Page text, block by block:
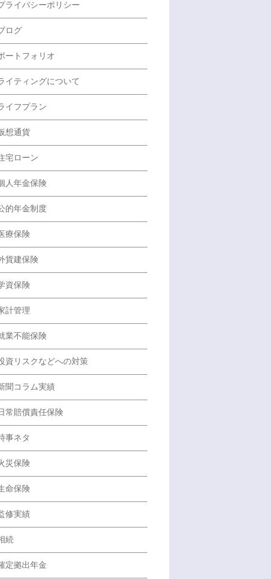
ライバシーポリシー
ログ
ートフォリオ
イティングについて
イフプラン
想通貨
宅ローン
人年金保険
的年金制度
療保険
貨建保険
資保険
計管理
業不能保険
資リスクなどへの対策
聞コラム実績
常賠償責任保険
事ネタ
災保険
命保険
修実績
続
定拠出年金